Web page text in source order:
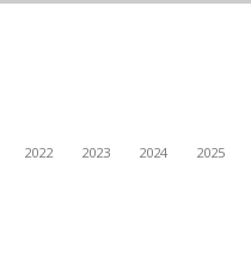
2022 2023 2024 2025